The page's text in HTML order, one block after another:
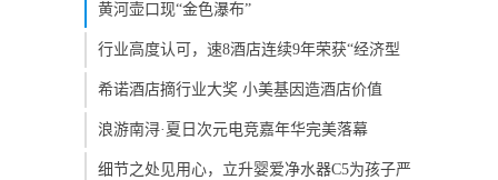
黄河壶口现“金色瀑布”
行业高度认可，速8酒店连续9年荣获“经济型
希诺酒店摘行业大奖 小美基因造酒店价值
浪游南浔·夏日次元电竞嘉年华完美落幕
细节之处见用心，立升婴爱净水器C5为孩子严